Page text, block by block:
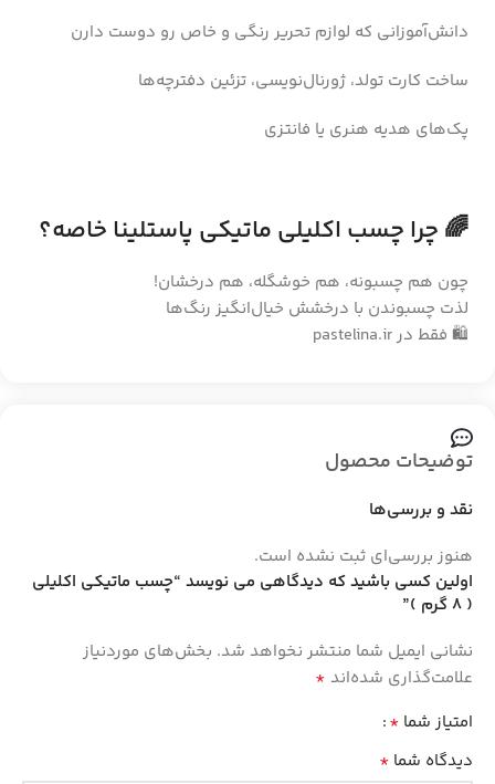
دانش‌آموزانی که لوازم تحریر رنگی و خاص رو دوست دارن
ساخت کارت تولد، ژورنال‌نویسی، تزئین دفترچه‌ها
پک‌های هدیه هنری یا فانتزی
🌈 چرا چسب اکلیلی ماتیکی پاستلینا خاصه؟
چون هم چسبونه، هم خوشگله، هم درخشان!
لذت چسبوندن با درخشش خیال‌انگیز رنگ‌ها
🛍️ فقط در pastelina.ir
توضیحات محصول
نقد و بررسی‌ها
هنوز بررسی‌ای ثبت نشده است.
اولین کسی باشید که دیدگاهی می نویسد “چسب ماتیکی اکلیلی
( 8 گرم )”
نشانی ایمیل شما منتشر نخواهد شد. بخش‌های موردنیاز
علامت‌گذاری شده‌اند *
امتیاز شما *
دیدگاه شما *